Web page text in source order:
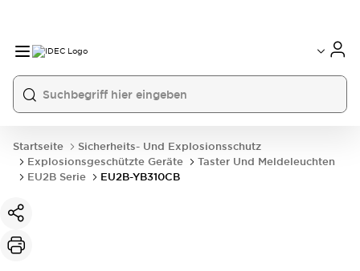
Startseite
Sicherheits- Und Explosionsschutz
Explosionsgeschützte Geräte
Taster Und Meldeleuchten
EU2B Serie
EU2B-YB310CB